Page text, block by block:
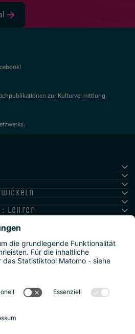
zur Kulturvermittlung.
lehren
: international